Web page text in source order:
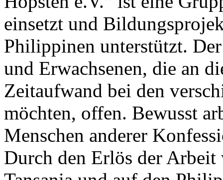
einsetzt und
Philippinen unterstützt.
und Erwachsenen, die an
Zeitaufwand bei den
möchten, offen. Bewusst
Menschen anderer
Durch den Erlös der